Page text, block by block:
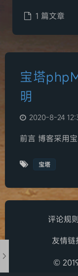
夜间模式
1 篇文章
宝塔
明
2020-8-24
前言 博客采用
宝塔
评论规则
友情链
©